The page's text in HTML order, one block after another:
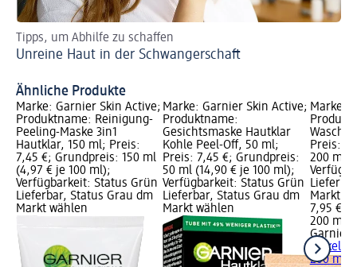
Tipps, um Abhilfe zu schaffen
Unreine Haut in der Schwangerschaft
Ähnliche Produkte
Marke: Garnier Skin Active;
Produktname: Reinigung-
Peeling-Maske 3in1
Hautklar, 150 ml; Preis:
7,45 €; Grundpreis: 150 ml
(4,97 € je 100 ml);
Verfügbarkeit: Status Grün
Lieferbar, Status Grau dm
Markt wählen
Marke: Garnier Skin Active;
Produktname:
Gesichtsmaske Hautklar
Kohle Peel-Off, 50 ml;
Preis: 7,45 €; Grundpreis:
50 ml (14,90 € je 100 ml);
Verfügbarkeit: Status Grün
Lieferbar, Status Grau dm
Markt wählen
Marke:
Preis:
200 ml
Markt
7,95 €
200 ml
Garnier
Pickel
200 ml